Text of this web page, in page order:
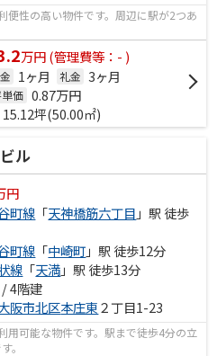
便性の高い物件です。周辺に駅が2つあ
万円(管理費等：- )
1ヶ月 礼金 3ヶ月
価 0.87万円
坪(50.00㎡)
ル
円
町線 「天神橋筋六丁目 」駅 徒歩
町線 「中崎町」駅 徒歩12分
線 「天満」駅 徒歩13分
4階建
阪市北区本庄東２丁目1-23
用可能な物件です。駅まで徒歩4分の立
。